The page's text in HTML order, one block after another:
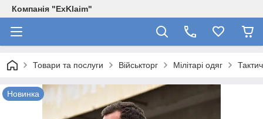
Компанія "ExKlaim"
Товари та послуги Військторг Мілітарі одяг
Новинка